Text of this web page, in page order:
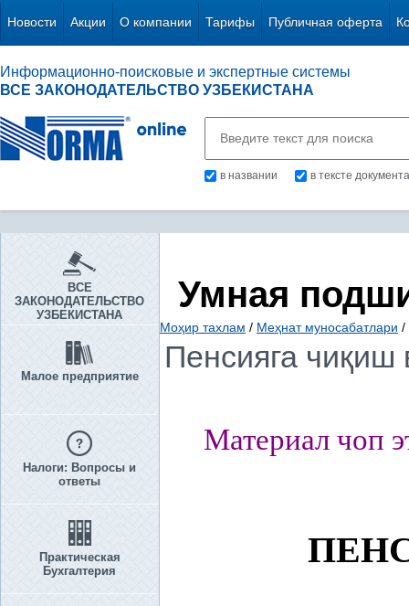
Новости Акции О компании Тарифы Публичная оферта
Информационно-поисковые и экспертные системы
ВСЕ ЗАКОНОДАТЕЛЬСТВО УЗБЕКИСТАНА
в названии в тексте документа
ВСЕ
ЗАКОНОДАТЕЛЬСТВО
УЗБЕКИСТАНА
Малое предприятие
Налоги: Вопросы и
ответы
Практическая
Бухгалтерия
Умная
Моҳир тахлам / Меҳнат муносабатлари /
Пенсияга чиқиш
Материал чоп